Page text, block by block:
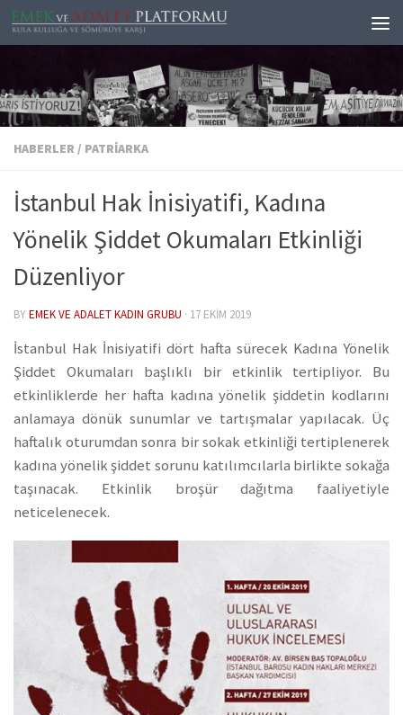
Skip to content
HABERLER / PATRIARKA
İstanbul Hak İnisiyatifi, Kadına
Yönelik Şiddet Okumaları Etkinliği
Düzenliyor
BYEMEK VE ADALET KADIN GRUBU · 17 EKIM 2019
İstanbul Hak İnisiyatifi dört hafta sürecek Kadına Yönelik
Şiddet Okumaları başlıklı bir etkinlik tertipliyor. Bu
etkinliklerde her hafta kadına yönelik şiddetin kodlarını
anlamaya dönük sunumlar ve tartışmalar yapılacak. Üç
haftalık oturumdan sonra bir sokak etkinliği tertiplenerek
kadına yönelik şiddet sorunu katılımcılarla birlikte sokağa
taşınacak. Etkinlik broşür dağıtma faaliyetiyle
neticelenecek.